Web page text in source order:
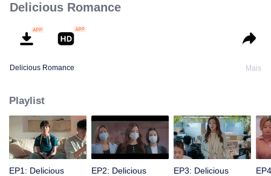
Delicious Romance
Delicious Romance Mais
Playlist
EP1: Delicious
EP2: Delicious
EP3: Delicious